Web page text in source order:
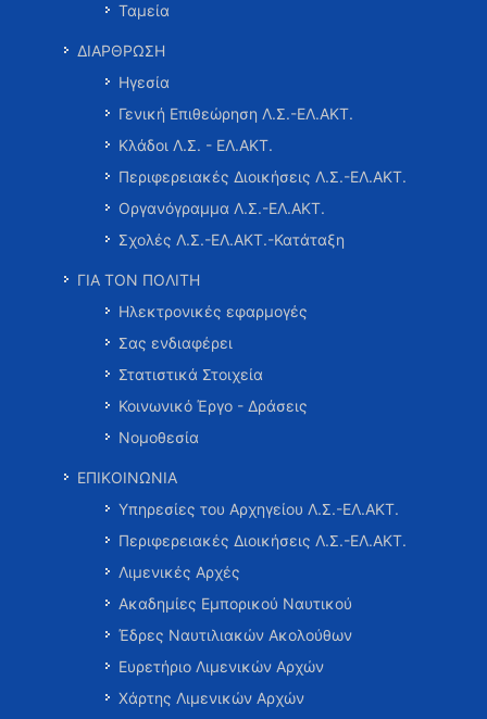
Ταμεία
ΔΙΑΡΘΡΩΣΗ
Ηγεσία
Γενική Επιθεώρηση Λ.Σ.-ΕΛ.ΑΚΤ.
Κλάδοι Λ.Σ. - ΕΛ.ΑΚΤ.
Περιφερειακές Διοικήσεις Λ.Σ.-ΕΛ.ΑΚΤ.
Οργανόγραμμα Λ.Σ.-ΕΛ.ΑΚΤ.
Σχολές Λ.Σ.-ΕΛ.ΑΚΤ.-Κατάταξη
ΓΙΑ ΤΟΝ ΠΟΛΙΤΗ
Ηλεκτρονικές εφαρμογές
Σας ενδιαφέρει
Στατιστικά Στοιχεία
Κοινωνικό Έργο - Δράσεις
Νομοθεσία
ΕΠΙΚΟΙΝΩΝΙΑ
Υπηρεσίες του Αρχηγείου Λ.Σ.-ΕΛ.ΑΚΤ.
Περιφερειακές Διοικήσεις Λ.Σ.-ΕΛ.ΑΚΤ.
Λιμενικές Αρχές
Ακαδημίες Εμπορικού Ναυτικού
Έδρες Ναυτιλιακών Ακολούθων
Ευρετήριο Λιμενικών Αρχών
Χάρτης Λιμενικών Αρχών